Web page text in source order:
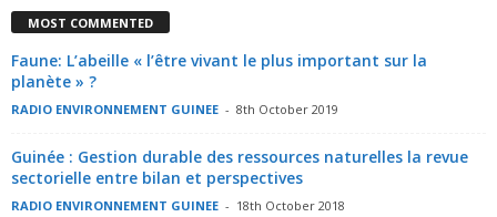
MOST COMMENTED
Faune: L’abeille « l’être vivant le plus important sur la
planète » ?
RADIO ENVIRONNEMENT GUINEE - 8th October 2019
Guinée : Gestion durable des ressources naturelles la revue
sectorielle entre bilan et perspectives
RADIO ENVIRONNEMENT GUINEE - 18th October 2018